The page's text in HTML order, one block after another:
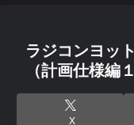
ラジコンヨ
（計画仕様編
X